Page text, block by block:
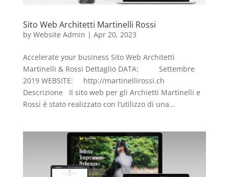
Sito Web Architetti Martinelli Rossi
by Website Admin | Apr 20, 2023
Accelerate your business Sito Web Architetti
Martinelli & Rossi Dettaglio DATA: Settembre
2019 WEBSITE: http://martinellirossi.ch
Descrizione Il sito web per gli Archietti Martinelli e
Rossi è stato realizzato con l’utilizzo di una...